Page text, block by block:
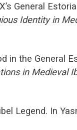
General
Identity in
in the General
in Medieval
Legend. In